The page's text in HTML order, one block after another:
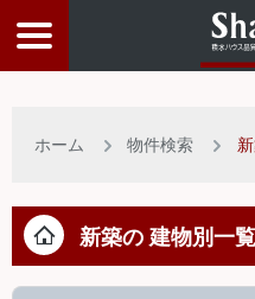
お客様サービス
ホーム 物件検索
新築の 建物別一覧